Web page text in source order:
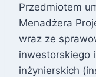
Przedmiotem
Menadżera
wraz ze
inwestorskiego
inżynierskich